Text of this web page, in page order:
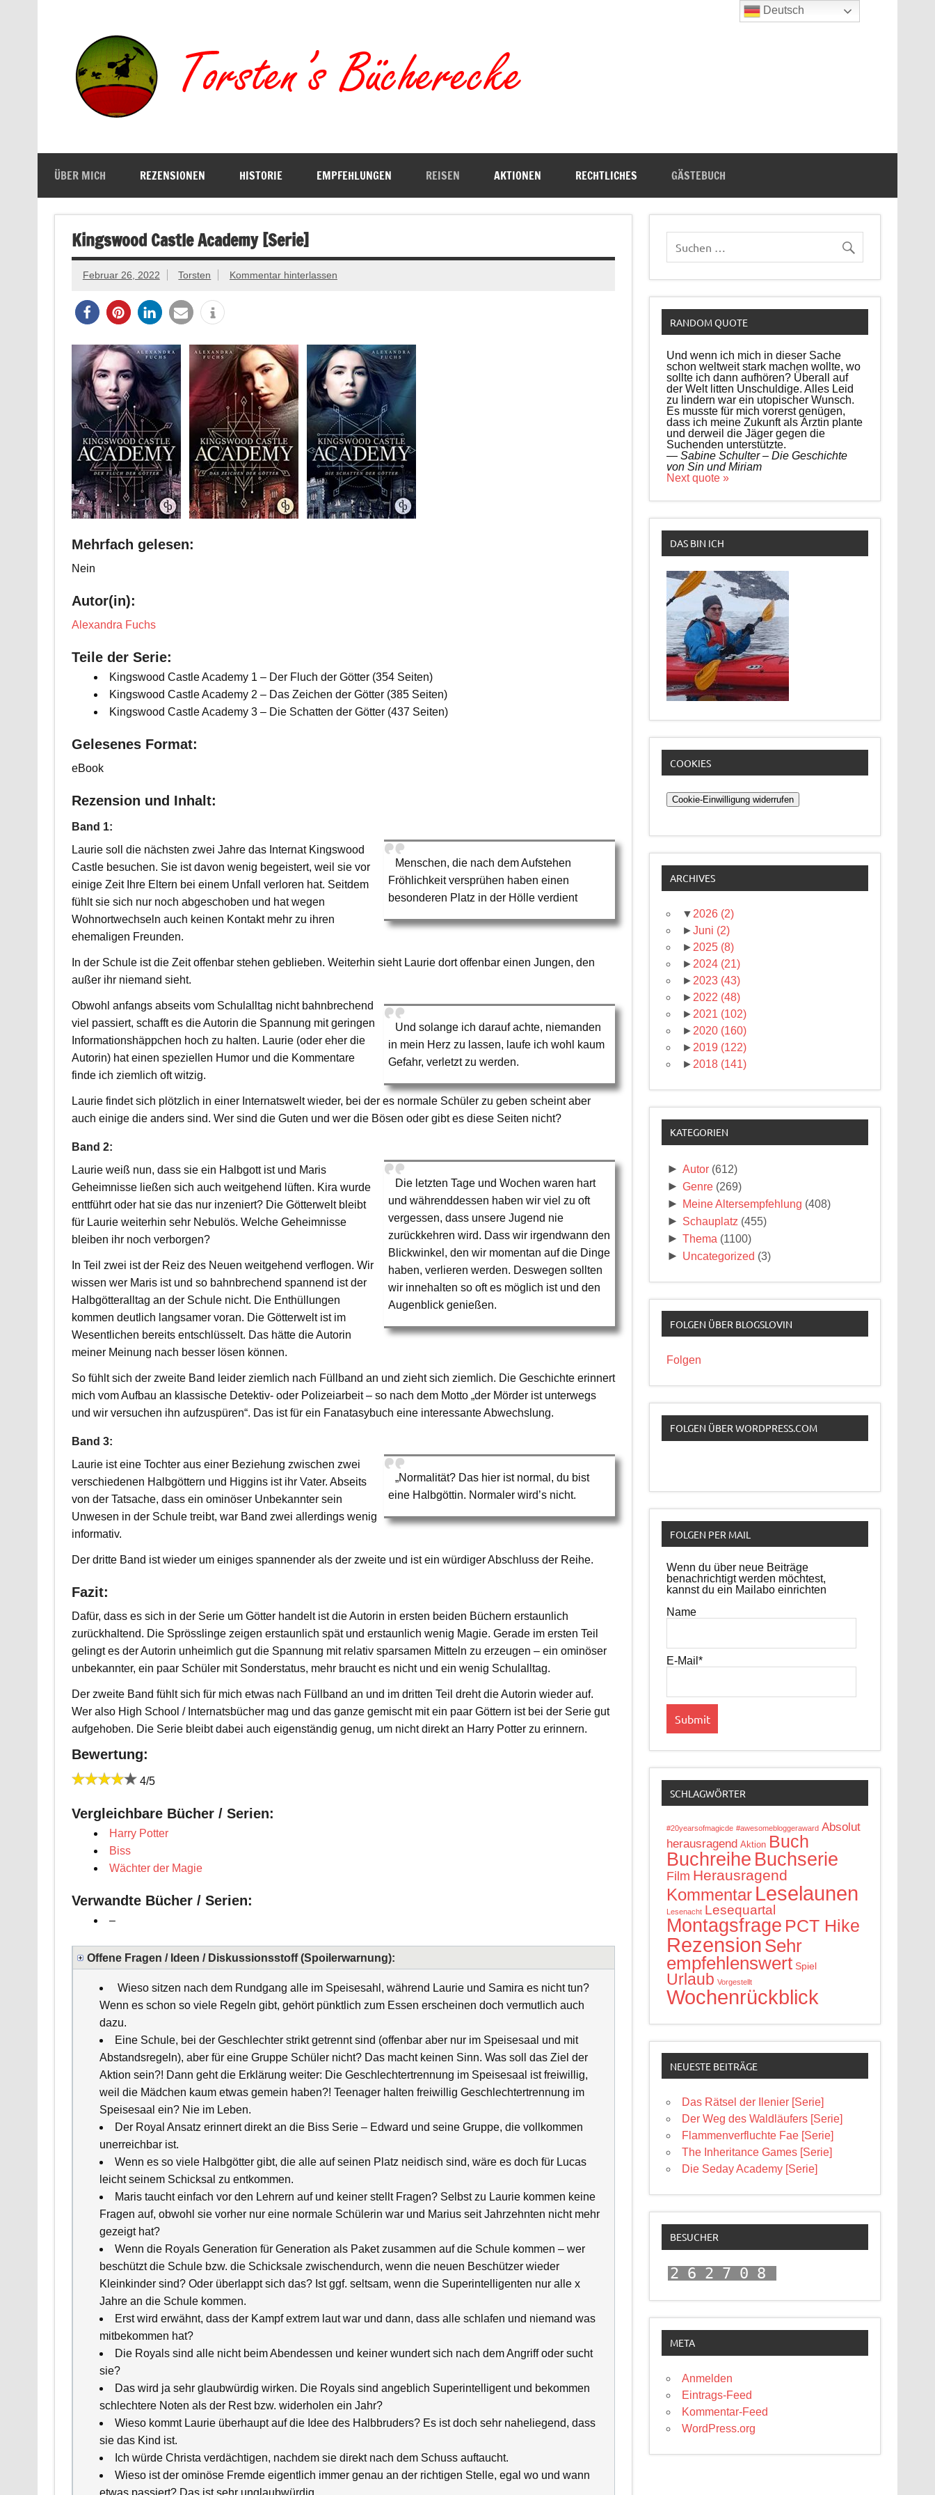
ÜBER MICH REZENSIONEN HISTORIE EMPFEHLUNGEN REISEN AKTIONEN RECHTLICHES GÄSTEBUCH
Kingswood Castle Academy [Serie]
Februar 26, 2022 Torsten Kommentar hinterlassen
Mehrfach gelesen:
Nein
Autor(in):
Alexandra Fuchs
Teile der Serie:
Kingswood Castle Academy 1 – Der Fluch der Götter (354 Seiten)
Kingswood Castle Academy 2 – Das Zeichen der Götter (385 Seiten)
Kingswood Castle Academy 3 – Die Schatten der Götter (437 Seiten)
Gelesenes Format:
eBook
Rezension und Inhalt:
Band 1:
Menschen, die nach dem Aufstehen
Fröhlichkeit versprühen haben einen
besonderen Platz in der Hölle verdient
Laurie soll die nächsten zwei Jahre das Internat Kingswood
Castle besuchen. Sie ist davon wenig begeistert, weil sie vor
einige Zeit Ihre Eltern bei einem Unfall verloren hat. Seitdem
fühlt sie sich nur noch abgeschoben und hat wegen
Wohnortwechseln auch keinen Kontakt mehr zu ihren
ehemaligen Freunden.
In der Schule ist die Zeit offenbar stehen geblieben. Weiterhin sieht Laurie dort offenbar einen Jungen, den
außer ihr niemand sieht.
Und solange ich darauf achte, niemanden
in mein Herz zu lassen, laufe ich wohl kaum
Gefahr, verletzt zu werden.
Obwohl anfangs abseits vom Schulalltag nicht bahnbrechend
viel passiert, schafft es die Autorin die Spannung mit geringen
Informationshäppchen hoch zu halten. Laurie (oder eher die
Autorin) hat einen speziellen Humor und die Kommentare
finde ich ziemlich oft witzig.
Laurie findet sich plötzlich in einer Internatswelt wieder, bei der es normale Schüler zu geben scheint aber
auch einige die anders sind. Wer sind die Guten und wer die Bösen oder gibt es diese Seiten nicht?
Band 2:
Die letzten Tage und Wochen waren hart
und währenddessen haben wir viel zu oft
vergessen, dass unsere Jugend nie
zurückkehren wird. Dass wir irgendwann den
Blickwinkel, den wir momentan auf die Dinge
haben, verlieren werden. Deswegen sollten
wir innehalten so oft es möglich ist und den
Augenblick genießen.
Laurie weiß nun, dass sie ein Halbgott ist und Maris
Geheimnisse ließen sich auch weitgehend lüften. Kira wurde
enttführt oder hat sie das nur inzeniert? Die Götterwelt bleibt
für Laurie weiterhin sehr Nebulös. Welche Geheimnisse
bleiben ihr noch verborgen?
In Teil zwei ist der Reiz des Neuen weitgehend verflogen. Wir
wissen wer Maris ist und so bahnbrechend spannend ist der
Halbgötteralltag an der Schule nicht. Die Enthüllungen
kommen deutlich langsamer voran. Die Götterwelt ist im
Wesentlichen bereits entschlüsselt. Das hätte die Autorin
meiner Meinung nach besser lösen können.
So fühlt sich der zweite Band leider ziemlich nach Füllband an und zieht sich ziemlich. Die Geschichte erinnert
mich vom Aufbau an klassische Detektiv- oder Polizeiarbeit – so nach dem Motto „der Mörder ist unterwegs
und wir versuchen ihn aufzuspüren“. Das ist für ein Fanatasybuch eine interessante Abwechslung.
Band 3:
„Normalität? Das hier ist normal, du bist
eine Halbgöttin. Normaler wird’s nicht.
Laurie ist eine Tochter aus einer Beziehung zwischen zwei
verschiedenen Halbgöttern und Higgins ist ihr Vater. Abseits
von der Tatsache, dass ein ominöser Unbekannter sein
Unwesen in der Schule treibt, war Band zwei allerdings wenig
informativ.
Der dritte Band ist wieder um einiges spannender als der zweite und ist ein würdiger Abschluss der Reihe.
Fazit:
Dafür, dass es sich in der Serie um Götter handelt ist die Autorin in ersten beiden Büchern erstaunlich
zurückhaltend. Die Sprösslinge zeigen erstaunlich spät und erstaunlich wenig Magie. Gerade im ersten Teil
gelingt es der Autorin unheimlich gut die Spannung mit relativ sparsamen Mitteln zu erzeugen – ein ominöser
unbekannter, ein paar Schüler mit Sonderstatus, mehr braucht es nicht und ein wenig Schulalltag.
Der zweite Band fühlt sich für mich etwas nach Füllband an und im dritten Teil dreht die Autorin wieder auf.
Wer also High School / Internatsbücher mag und das ganze gemischt mit ein paar Göttern ist bei der Serie gut
aufgehoben. Die Serie bleibt dabei auch eigenständig genug, um nicht direkt an Harry Potter zu erinnern.
Bewertung:
4/5
Vergleichbare Bücher / Serien:
Harry Potter
Biss
Wächter der Magie
Verwandte Bücher / Serien:
–
Offene Fragen / Ideen / Diskussionsstoff (Spoilerwarnung):
Wieso sitzen nach dem Rundgang alle im Speisesahl, während Laurie und Samira es nicht tun?
Wenn es schon so viele Regeln gibt, gehört pünktlich zum Essen erscheinen doch vermutlich auch
dazu.
Eine Schule, bei der Geschlechter strikt getrennt sind (offenbar aber nur im Speisesaal und mit
Abstandsregeln), aber für eine Gruppe Schüler nicht? Das macht keinen Sinn. Was soll das Ziel der
Aktion sein?! Dann geht die Erklärung weiter: Die Geschlechtertrennung im Speisesaal ist freiwillig,
weil die Mädchen kaum etwas gemein haben?! Teenager halten freiwillig Geschlechtertrennung im
Speisesaal ein? Nie im Leben.
Der Royal Ansatz erinnert direkt an die Biss Serie – Edward und seine Gruppe, die vollkommen
unerreichbar ist.
Wenn es so viele Halbgötter gibt, die alle auf seinen Platz neidisch sind, wäre es doch für Lucas
leicht seinem Schicksal zu entkommen.
Maris taucht einfach vor den Lehrern auf und keiner stellt Fragen? Selbst zu Laurie kommen keine
Fragen auf, obwohl sie vorher nur eine normale Schülerin war und Marius seit Jahrzehnten nicht mehr
gezeigt hat?
Wenn die Royals Generation für Generation als Paket zusammen auf die Schule kommen – wer
beschützt die Schule bzw. die Schicksale zwischendurch, wenn die neuen Beschützer wieder
Kleinkinder sind? Oder überlappt sich das? Ist ggf. seltsam, wenn die Superintelligenten nur alle x
Jahre an die Schule kommen.
Erst wird erwähnt, dass der Kampf extrem laut war und dann, dass alle schlafen und niemand was
mitbekommen hat?
Die Royals sind alle nicht beim Abendessen und keiner wundert sich nach dem Angriff oder sucht
sie?
Das wird ja sehr glaubwürdig wirken. Die Royals sind angeblich Superintelligent und bekommen
schlechtere Noten als der Rest bzw. widerholen ein Jahr?
Wieso kommt Laurie überhaupt auf die Idee des Halbbruders? Es ist doch sehr naheliegend, dass
sie das Kind ist.
Ich würde Christa verdächtigen, nachdem sie direkt nach dem Schuss auftaucht.
Wieso ist der ominöse Fremde eigentlich immer genau an der richtigen Stelle, egal wo und wann
etwas passiert? Das ist sehr unglaubwürdig.
RANDOM QUOTE
Und wenn ich mich in dieser Sache
schon weltweit stark machen wollte, wo
sollte ich dann aufhören? Überall auf
der Welt litten Unschuldige. Alles Leid
zu lindern war ein utopischer Wunsch.
Es musste für mich vorerst genügen,
dass ich meine Zukunft als Ärztin plante
und derweil die Jäger gegen die
Suchenden unterstützte.
—Sabine Schulter – Die Geschichte
von Sin und Miriam
Next quote »
DAS BIN ICH
COOKIES
Cookie-Einwilligung widerrufen
ARCHIVES
▼ 2026 (2)
►Juni (2)
► 2025 (8)
► 2024 (21)
► 2023 (43)
► 2022 (48)
► 2021 (102)
► 2020 (160)
► 2019 (122)
► 2018 (141)
KATEGORIEN
► Autor (612)
► Genre (269)
► Meine Altersempfehlung (408)
► Schauplatz (455)
► Thema (1100)
► Uncategorized (3)
FOLGEN ÜBER BLOGSLOVIN
Folgen
FOLGEN ÜBER WORDPRESS.COM
FOLGEN PER MAIL
Wenn du über neue Beiträge
benachrichtigt werden möchtest,
kannst du ein Mailabo einrichten
Name
E-Mail*
SCHLAGWÖRTER
#20yearsofmagicde #awesomebloggeraward Absolut
herausragend Aktion Buch
Buchreihe Buchserie
Film Herausragend
Kommentar Leselaunen
Lesenacht Lesequartal
Montagsfrage PCT Hike
Rezension Sehr
empfehlenswert Spiel
Urlaub Vorgestellt
Wochenrückblick
NEUESTE BEITRÄGE
Das Rätsel der Ilenier [Serie]
Der Weg des Waldläufers [Serie]
Flammenverfluchte Fae [Serie]
The Inheritance Games [Serie]
Die Seday Academy [Serie]
BESUCHER
262708
META
Anmelden
Eintrags-Feed
Kommentar-Feed
WordPress.org
Deutsch